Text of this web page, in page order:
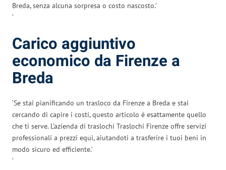
Breda, senza alcuna sorpresa o costo nascosto.’
‘
Carico aggiuntivo
economico da Firenze a
Breda
‘Se stai pianificando un trasloco da Firenze a Breda e stai
cercando di capire i costi, questo articolo è esattamente quello
che ti serve. L’azienda di traslochi Traslochi Firenze offre servizi
professionali a prezzi equi, aiutandoti a trasferire i tuoi beni in
modo sicuro ed efficiente.’
‘